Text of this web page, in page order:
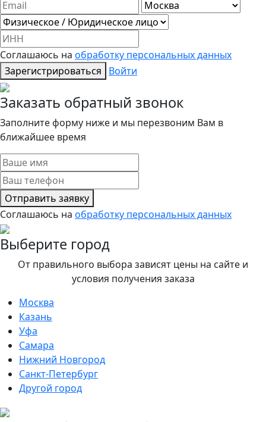
Соглашаюсь на обработку персональных данных
Зарегистрироваться
Войти
Заказать обратный звонок
Заполните форму ниже и мы перезвоним Вам в
ближайшее время
Отправить заявку
Соглашаюсь на обработку персональных данных
Выберите город
От правильного выбора зависят цены на сайте и
условия получения заказа
Москва
Казань
Уфа
Самара
Нижний Новгород
Санкт-Петербург
Другой город